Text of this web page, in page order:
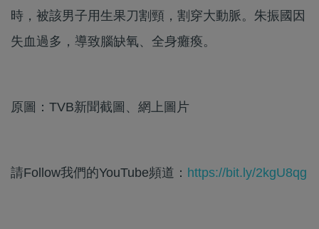
時，被該男子用生果刀割頸，割穿大動脈。朱振國因
失血過多，導致腦缺氧、全身癱瘓。
原圖：TVB新聞截圖、網上圖片
請Follow我們的YouTube頻道： https://bit.ly/2kgU8qg